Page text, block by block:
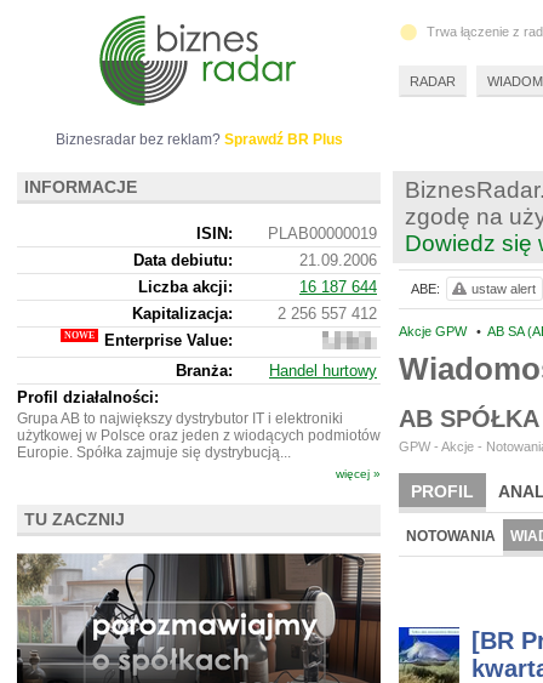
zgodę na
Dowiedz się
Akcje GPW • AB SA
AB
GPW - Akcje -
PROFIL
WYCENA BR
NOTOWANIA
[BR
ABE: ustaw alert
Biznesradar bez reklam? Sprawdź BR Plus
INFORMACJE
ISIN:
PLAB00000019
Data debiutu:
21.09.2006
Liczba akcji:
16 187 644
Kapitalizacja:
2 256 557 412
Enterprise Value:
2
577
545
Branża:
Handel hurtowy
Profil działalności:
Grupa AB to największy dystrybutor IT i elektroniki
użytkowej w Polsce oraz jeden z wiodących podmiotów
Europie. Spółka zajmuje się dystrybucją...
więcej »
TU ZACZNIJ
Trwa łączenie z
RADAR